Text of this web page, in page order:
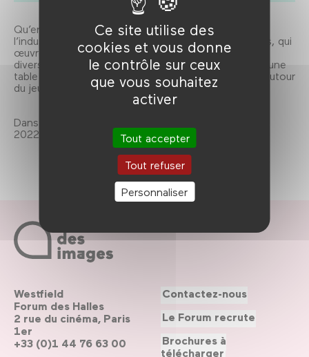
Ce site utilise des
cookies et vous donne
le contrôle sur ceux
que vous souhaitez
activer
Tout accepter
Tout refuser
Personnaliser
Qu’en est-il de la représentation des minorités dans
l’industrie du jeu vidéo? L’association Afrogameuses, qui
œuvre au quotidien pour y favoriser la mixité et la
diversité, propose des pistes de réflexion à travers une
table ronde suivie d’une session de stream en live autour
du jeu
, soutenu par l’association.
Dans le cadre de >Ready>Players, du 2 au 6 février
2022.
Westfield
Forum des Halles
2 rue du cinéma, Paris
1er
+33 (0)1 44 76 63 00
Contactez-nous
Le Forum recrute
Brochures à
télécharger